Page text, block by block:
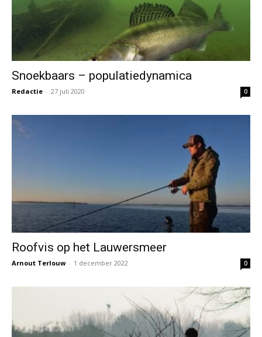
Snoekbaars – populatiedynamica
Redactie - 27 juli 2020 0
Roofvis op het Lauwersmeer
Arnout Terlouw - 1 december 2022 0